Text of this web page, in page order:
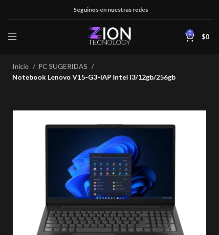
Seguinos en nuestras redes
0 $0
Inicio
PC SUGERIDAS
Notebook Lenovo V15-G3-IAP Intel i3/12gb/256gb